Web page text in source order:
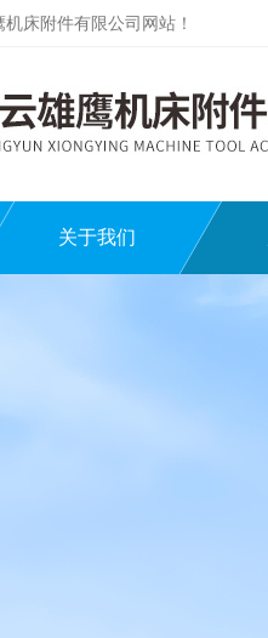
床附件有限公司网站！
关于我们